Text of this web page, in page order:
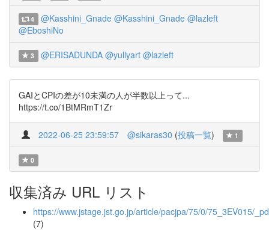
4 @Kasshini_Gnade @Kasshini_Gnade @lazleft
@EboshiNo
3 @ERISADUNDA @yullyart @lazleft
GAIとCPIの差が10未満の人が半数以上って...
https://t.co/1BtMRmT1Zr
2022-06-25 23:59:57 @sikaras30 (投稿一覧) 1
0
収集済み URL リスト
https://www.jstage.jst.go.jp/article/pacjpa/75/0/75_3EV015/
(7)